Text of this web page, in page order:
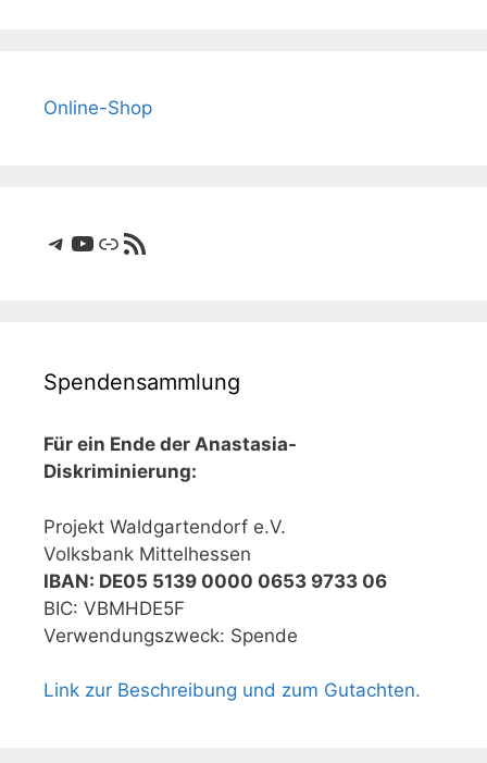
Online-Shop
Telegram
YouTube
LinkRSS-Feed
Spendensammlung
Für ein Ende der Anastasia-
Diskriminierung:
Projekt Waldgartendorf e.V.
Volksbank Mittelhessen
IBAN: DE05 5139 0000 0653 9733 06
BIC: VBMHDE5F
Verwendungszweck: Spende
Link zur Beschreibung und zum Gutachten.